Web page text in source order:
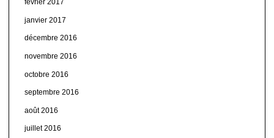
février 2017
janvier 2017
décembre 2016
novembre 2016
octobre 2016
septembre 2016
août 2016
juillet 2016